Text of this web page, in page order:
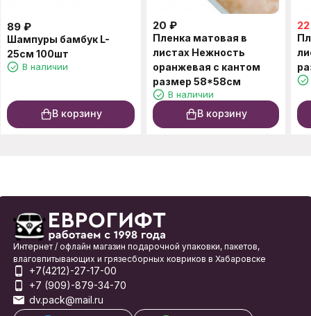
89 ₽
Шампуры бамбук L-
25см 100шт
В наличии
В корзину
20 ₽
Пленка матовая в
листах Нежность
оранжевая с кантом
размер 58*58см
В наличии
В корзину
22
Интернет / офлайн магазин подарочной упаковки, пакетов,
влаговпитывающих и грязесборных ковриков в Хабаровске
+7(4212)-27-17-00
+7 (909)-879-34-70
dv.pack@mail.ru